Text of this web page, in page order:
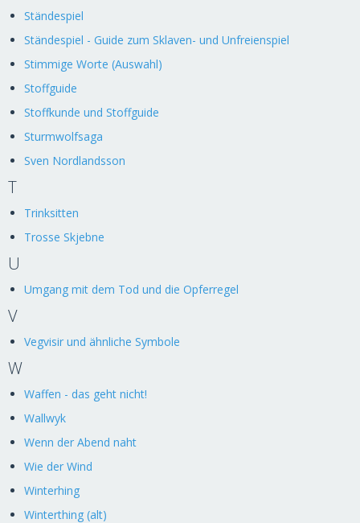
Ständespiel
Ständespiel - Guide zum Sklaven- und Unfreienspiel
Stimmige Worte (Auswahl)
Stoffguide
Stoffkunde und Stoffguide
Sturmwolfsaga
Sven Nordlandsson
T
Trinksitten
Trosse Skjebne
U
Umgang mit dem Tod und die Opferregel
V
Vegvisir und ähnliche Symbole
W
Waffen - das geht nicht!
Wallwyk
Wenn der Abend naht
Wie der Wind
Winterhing
Winterthing (alt)